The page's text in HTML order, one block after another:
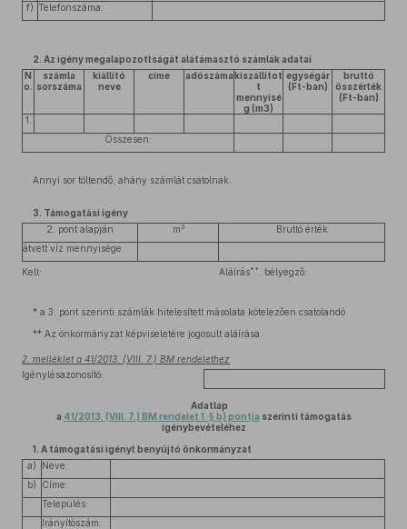
f) Telefonszáma:
2. Az igény megalapozottságát alátámasztó számlák adatai
N
o.
számla
sorszáma
kiállító
neve
címe adószámakiszállítot
t
mennyisé
g (m3)
egységár
(Ft-ban)
bruttó
összérték
(Ft-ban)
1.
Összesen:
Annyi sor töltendő, ahány számlát csatolnak.
3. Támogatási igény
2. pont alapján
m 3
Bruttó érték
átvett víz mennyisége
Kelt: Aláírás** , bélyegző:
* a 3. pont szerinti számlák hitelesített másolata kötelezően csatolandó
** Az önkormányzat képviseletére jogosult aláírása
2. melléklet a 41/2013. (VIII. 7.) BM rendelethez
Igénylésazonosító:
Adatlap
a 41/2013. (VIII. 7.) BM rendelet 1. § b) pontja szerinti támogatás
igénybevételéhez
1. A támogatási igényt benyújtó önkormányzat
a)
Neve:
b)
Címe:
Település:
Irányítószám: